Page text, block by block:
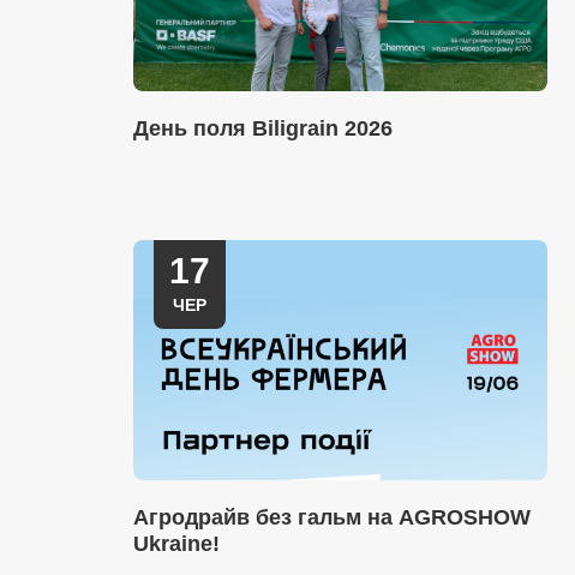
День поля Biligrain 2026
17
ЧЕР
Агродрайв без гальм на AGROSHOW
Ukraine!